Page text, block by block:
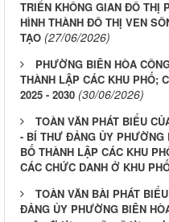
TRIỂN KHÔNG GIAN ĐÔ THỊ
HÌNH THÀNH ĐÔ THỊ VEN
TẠO (27/06/2026)
PHƯỜNG BIÊN HÒA
THÀNH LẬP CÁC KHU PHỐ;
2025 - 2030 (30/06/2026)
TOÀN VĂN PHÁT BIỂU
- BÍ THƯ ĐẢNG ỦY PHƯỜNG
BỐ THÀNH LẬP CÁC KHU
CÁC CHỨC DANH Ở KHU
TOÀN VĂN BÀI PHÁT
ĐẢNG ỦY PHƯỜNG BIÊN